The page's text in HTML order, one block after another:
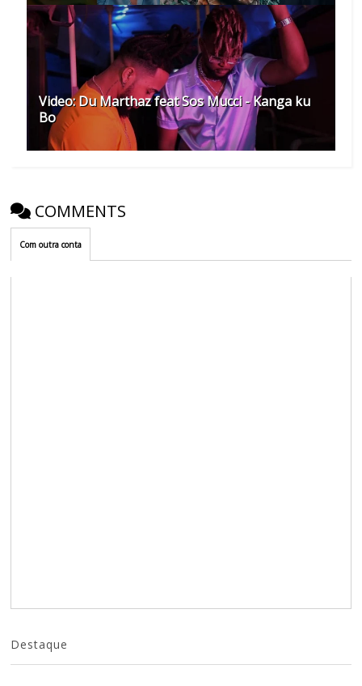
Video: Du Marthaz feat Sos Mucci - Kanga ku
Bo
COMMENTS
Com outra conta
Destaque